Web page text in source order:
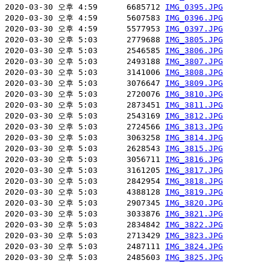
2020-03-30 오후 4:59      6685712 IMG_0395.JPG
2020-03-30 오후 4:59      5607583 IMG_0396.JPG
2020-03-30 오후 4:59      5577953 IMG_0397.JPG
2020-03-30 오후 5:03      2779688 IMG_3805.JPG
2020-03-30 오후 5:03      2546585 IMG_3806.JPG
2020-03-30 오후 5:03      2493188 IMG_3807.JPG
2020-03-30 오후 5:03      3141006 IMG_3808.JPG
2020-03-30 오후 5:03      3076647 IMG_3809.JPG
2020-03-30 오후 5:03      2720076 IMG_3810.JPG
2020-03-30 오후 5:03      2873451 IMG_3811.JPG
2020-03-30 오후 5:03      2543169 IMG_3812.JPG
2020-03-30 오후 5:03      2724566 IMG_3813.JPG
2020-03-30 오후 5:03      3063258 IMG_3814.JPG
2020-03-30 오후 5:03      2628543 IMG_3815.JPG
2020-03-30 오후 5:03      3056711 IMG_3816.JPG
2020-03-30 오후 5:03      3161205 IMG_3817.JPG
2020-03-30 오후 5:03      2842954 IMG_3818.JPG
2020-03-30 오후 5:03      4388128 IMG_3819.JPG
2020-03-30 오후 5:03      2907345 IMG_3820.JPG
2020-03-30 오후 5:03      3033876 IMG_3821.JPG
2020-03-30 오후 5:03      2834842 IMG_3822.JPG
2020-03-30 오후 5:03      2713429 IMG_3823.JPG
2020-03-30 오후 5:03      2487111 IMG_3824.JPG
2020-03-30 오후 5:03      2485603 IMG_3825.JPG